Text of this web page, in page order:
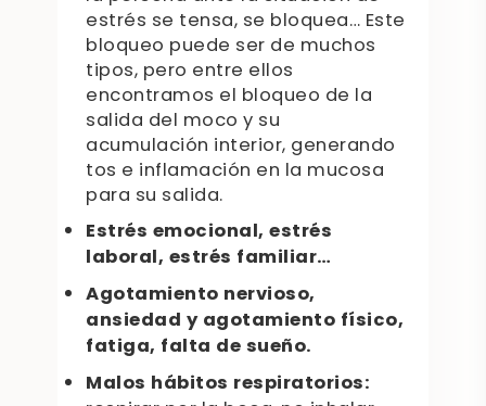
estrés se tensa, se bloquea… Este
bloqueo puede ser de muchos
tipos, pero entre ellos
encontramos el bloqueo de la
salida del moco y su
acumulación interior, generando
tos e inflamación en la mucosa
para su salida.
Estrés emocional, estrés
laboral, estrés familiar…
Agotamiento nervioso,
ansiedad y agotamiento físico,
fatiga, falta de sueño.
Malos hábitos respiratorios: